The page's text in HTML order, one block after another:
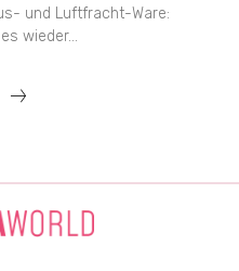
und Luftfracht-Ware:
wieder...